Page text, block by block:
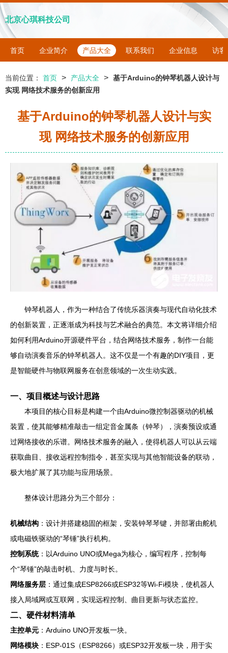
北京心琪科技公司
首页 企业简介 产品大全 联系我们 企业信息 访客
当前位置： 首页 > 产品大全 > 基于Arduino的钟琴机器人设计与
实现 网络技术服务的创新应用
基于Arduino的钟琴机器人设计与实
现 网络技术服务的创新应用
钟琴机器人，作为一种结合了传统乐器演奏与现代自动化技术
的创新装置，正逐渐成为科技与艺术融合的典范。本文将详细介绍
如何利用Arduino开源硬件平台，结合网络技术服务，制作一台能
够自动演奏音乐的钟琴机器人。这不仅是一个有趣的DIY项目，更
是智能硬件与物联网服务在创意领域的一次生动实践。
一、项目概述与设计思路
本项目的核心目标是构建一个由Arduino微控制器驱动的机械
装置，使其能够精准敲击一组定音金属条（钟琴），演奏预设或通
过网络接收的乐谱。网络技术服务的融入，使得机器人可以从云端
获取曲目、接收远程控制指令，甚至实现与其他智能设备的联动，
极大地扩展了其功能与应用场景。
整体设计思路分为三个部分：
机械结构 ：设计并搭建稳固的框架，安装钟琴琴键，并部署由舵机
或电磁铁驱动的“琴锤”执行机构。
控制系统：以Arduino UNO或Mega为核心，编写程序，控制每
个“琴锤”的敲击时机、力度与时长。
网络服务层 ：通过集成ESP8266或ESP32等Wi-Fi模块，使机器人
接入局域网或互联网，实现远程控制、曲目更新与状态监控。
二、硬件材料清单
主控单元 ：Arduino UNO开发板一块。
网络模块 ：ESP-01S（ESP8266）或ESP32开发板一块，用于实